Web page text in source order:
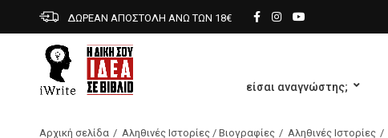
ΔΩΡΕΑΝ ΑΠΟΣΤΟΛΗ ΑΝΩ ΤΩΝ 18€
είσαι αναγνώστης;
Αρχική σελίδα Αληθινές Ιστορίες / Βιογραφίες Αληθινές Ιστορίες